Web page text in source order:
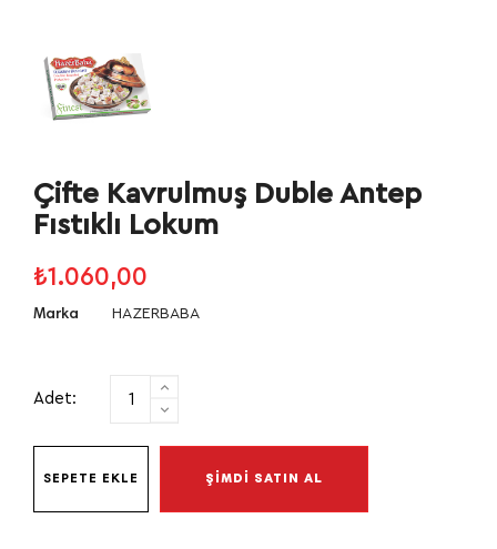
Çifte Kavrulmuş Duble Antep
Fıstıklı Lokum
₺1.060,00
Marka HAZERBABA
Adet:
SEPETE EKLE ŞİMDİ SATIN AL